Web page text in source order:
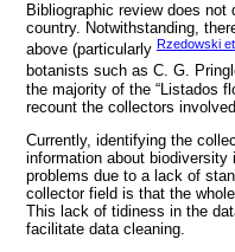
Bibliographic review does
country. Notwithstanding,
above (particularly Rzedowski
botanists such as C. G.
the majority of the “Listados
recount the collectors
Currently, identifying the
information about
problems due to a lack of
collector field is that the
This lack of tidiness in the
facilitate data cleaning.